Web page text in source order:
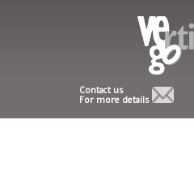
Contact us
For more details